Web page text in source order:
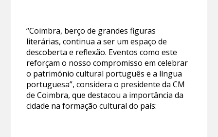
“Coimbra, berço de grandes figuras
literárias, continua a ser um espaço de
descoberta e reflexão. Eventos como este
reforçam o nosso compromisso em celebrar
o património cultural português e a língua
portuguesa”, considera o presidente da CM
de Coimbra, que destacou a importância da
cidade na formação cultural do país: